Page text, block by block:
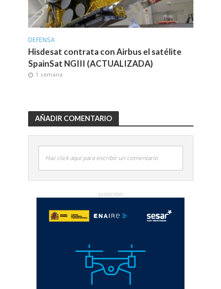
DEFENSA
Hisdesat contrata con Airbus el satélite
SpainSat NGIII (ACTUALIZADA)
1 semana
AÑADIR COMENTARIO
Haz click aquí para escribir un comentario